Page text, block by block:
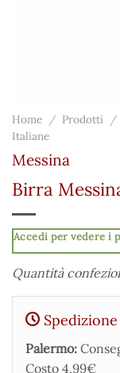
Home / Prodotti /
Italiane
Messina
Birra
Accedi per vedere i
Quantità
Palermo:
Costo 4,99€